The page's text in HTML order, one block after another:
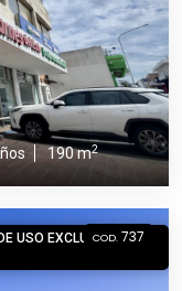
190 m2
USO EXCLUSIVO EN
COD. 737